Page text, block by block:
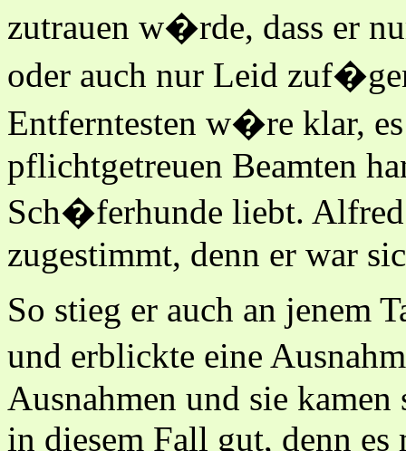
zutrauen w�rde, dass er
oder auch nur Leid
Entferntesten w�re klar,
pflichtgetreuen Beamten
Sch�ferhunde liebt.
zugestimmt, denn er war
So stieg er auch an jenem
und erblickte eine
Ausnahmen und sie
in diesem Fall gut, denn es